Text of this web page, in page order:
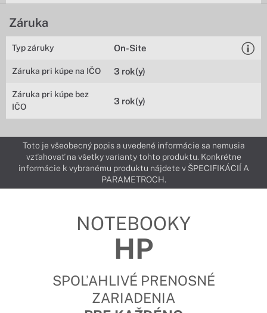
Záruka
Typ záruky On-Site
Záruka pri kúpe na IČO 3 rok(y)
Záruka pri kúpe bez
IČO
3 rok(y)
Toto je všeobecný popis a uvedené informácie sa nemusia
vzťahovať na všetky varianty tohto produktu. Konkrétne
informácie k vybranému produktu nájdete v ŠPECIFIKÁCIÍ A
PARAMETROCH.
NOTEBOOKY
HP
SPOĽAHLIVÉ PRENOSNÉ
ZARIADENIA